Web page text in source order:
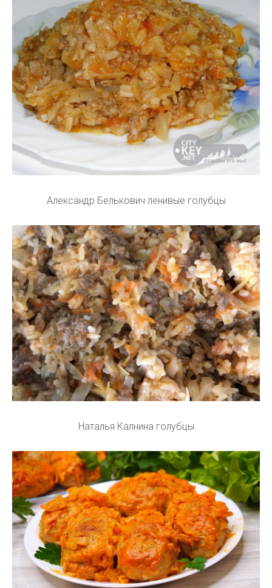
Александр Белькович ленивые голубцы
Наталья Калнина голубцы